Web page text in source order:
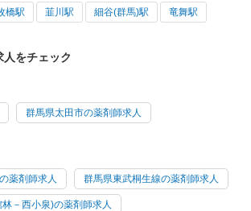
橋駅 韮川駅 細谷(群馬)駅 竜舞駅
人をチェック
群馬県太田市の薬剤師求人
薬剤師求人 群馬県東武桐生線の薬剤師求人
－西小泉)の薬剤師求人